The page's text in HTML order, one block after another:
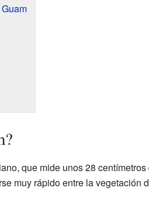
que mide unos 28
muy rápido entre la vegetación